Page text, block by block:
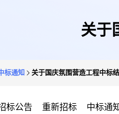
关于
标通知 关于国庆氛围营造工程中标
标公告 重新招标 中标通